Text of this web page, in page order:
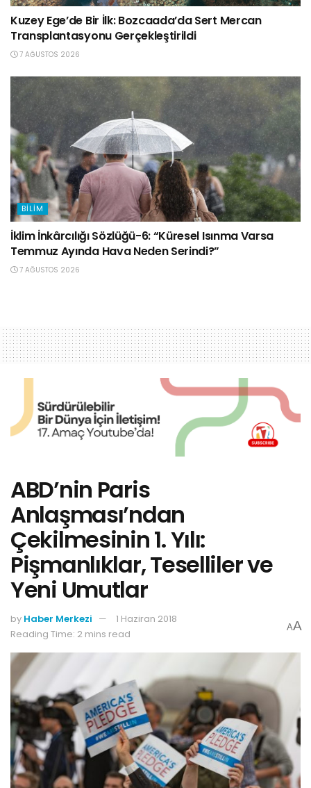
Kuzey Ege’de Bir İlk: Bozcaada’da Sert Mercan
Transplantasyonu Gerçekleştirildi
7 AĞUSTOS 2026
BILIM
İklim İnkârcılığı Sözlüğü-6: “Küresel Isınma Varsa
Temmuz Ayında Hava Neden Serindi?”
7 AĞUSTOS 2026
ABD’nin Paris
Anlaşması’ndan
Çekilmesinin 1. Yılı:
Pişmanlıklar, Teselliler ve
Yeni Umutlar
by Haber Merkezi
1 Haziran 2018
Reading Time: 2 mins read
AA